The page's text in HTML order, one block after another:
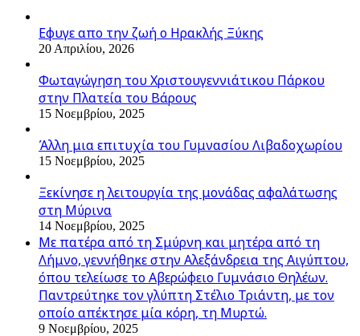
Εφυγε απο την ζωή o Ηρακλής Ξύκης
20 Απριλίου, 2026
Φωταγώγηση του Χριστουγεννιάτικου Πάρκου
στην Πλατεία του Βάρους
15 Νοεμβρίου, 2025
Άλλη μια επιτυχία του Γυμνασίου Λιβαδοχωρίου
15 Νοεμβρίου, 2025
Ξεκίνησε η λειτουργία της μονάδας αφαλάτωσης
στη Μύρινα
14 Νοεμβρίου, 2025
Με πατέρα από τη Σμύρνη και μητέρα από τη
Λήμνο, γεννήθηκε στην Αλεξάνδρεια της Αιγύπτου,
όπου τελείωσε το Αβερώφειο Γυμνάσιο Θηλέων.
Παντρεύτηκε τον γλύπτη Στέλιο Τριάντη, με τον
οποίο απέκτησε μία κόρη, τη Μυρτώ.
9 Νοεμβρίου, 2025